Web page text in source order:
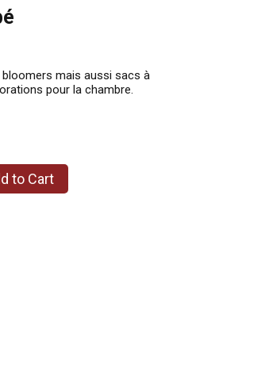
mais aussi sacs à
pour la chambre.
to Cart